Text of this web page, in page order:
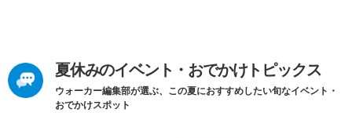
夏休みのイベント・おでかけトピックス
ウォーカー編集部が選ぶ、この夏におすすめしたい旬なイベント・
おでかけスポット